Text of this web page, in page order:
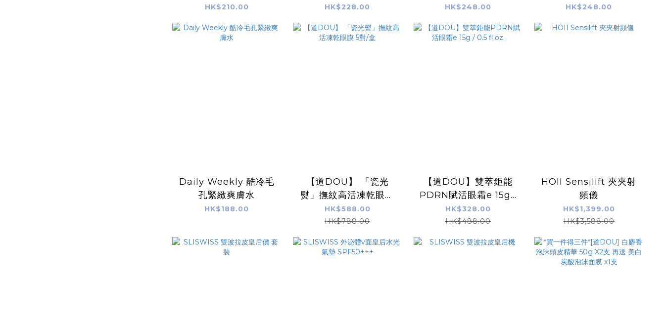
SPF50+ PA++++
HK$210.00 HK$228.00 HK$248.00 HK$248.00
Daily Weekly 酷冷毛
孔緊緻爽膚水
HK$188.00
【道DOU】 「瓷光
熨」撫紋高活凍乾眼膜
5對/盒
HK$588.00
HK$788.00
【道DOU】雙萃鉅能
PDRN賦活眼霜e 15g /
0.5 fl.oz.
HK$328.00
HK$488.00
HOII Sensilift 夾夾射
頻儀
HK$1,399.00
HK$3,588.00